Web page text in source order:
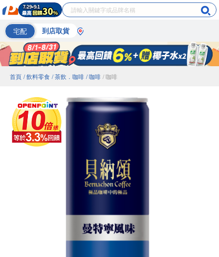
宅配 到店取貨
首頁 / 飲料零食 / 茶飲．咖啡 / 咖啡 / 咖啡